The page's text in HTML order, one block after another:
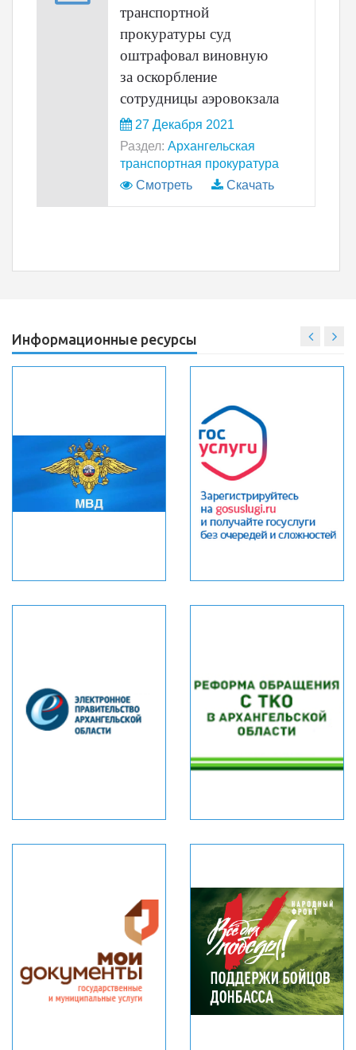
транспортной
прокуратуры суд
оштрафовал виновную
за оскорбление
сотрудницы аэровокзала
27 Декабря 2021
Раздел: Архангельская
транспортная прокуратура
Смотреть
Скачать
Информационные ресурсы